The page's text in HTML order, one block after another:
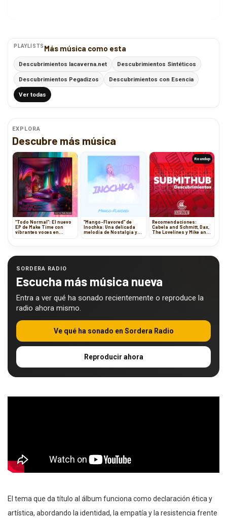
PLAYLISTS Más música como esta
Descubrimientos lacaverna.net Descubrimientos Sintéticos
Descubrimientos Pegadizos Descubrimientos con Esencia
Ver todas
EXPLORA
Descubre más música
“Todo Normal”: El nuevo
EP de Make Time con
vibrantes voces en
“Mango-Flavored” de
Inochka: Una delicada
melodía de Nostalgia y
Roundup
Recomendaciones:
Cabela and Schmitt, Dax,
The Lovelines y Mike and
SORDERA RADIO
Escucha más música nueva
Entra a ver qué ha sonado recientemente o reproduce la
radio ahora mismo.
Ve qué ha sonado en Sordera Radio
Reproducir ahora
El tema que da título al álbum funciona como declaración ética y
artística, abordando la identidad, la empatía y la resistencia frente